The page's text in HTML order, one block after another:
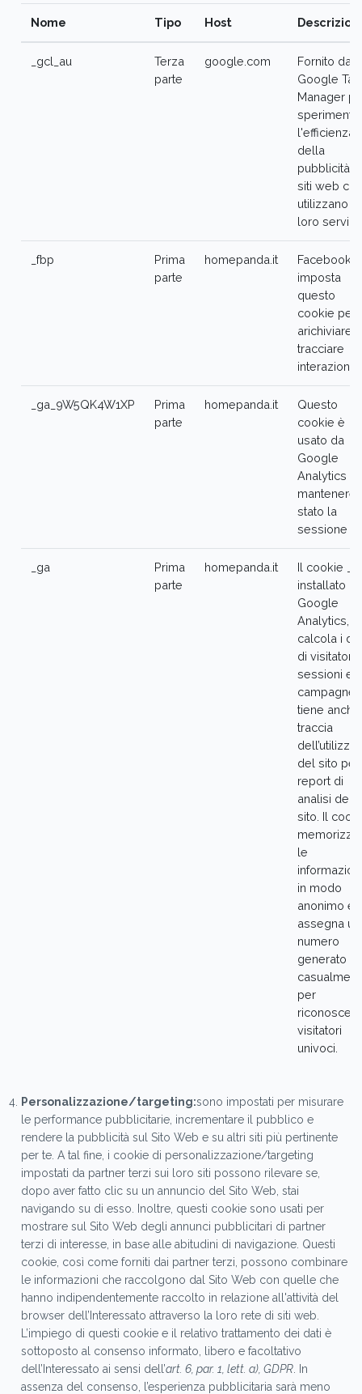
Nome Tipo Host
_gcl_au
Terza
parte
google.com
Fornito da
Google Tag
Manager
l'efficienza
della
pubblicità
siti web
utilizzano i
loro servizi.
_fbp
Prima
parte
homepanda.it
Facebook
imposta
questo
cookie per
arichiviare
tracciare
interazioni.
_ga_9W5QK4W1XP
Prima
parte
homepanda.it
Questo
cookie è
usato da
Google
Analytics
mantenere
stato la
sessione
_ga
Prima
parte
homepanda.it
Il cookie
installato
Google
Analytics,
calcola i
di visitatori,
sessioni e
campagne
tiene anche
traccia
dell’utilizzo
del sito per
report di
analisi del
sito. Il
memorizza
le
in modo
anonimo e
assegna un
numero
generato
per
visitatori
univoci.
Personalizzazione/targeting:sono impostati per misurare
le performance pubblicitarie, incrementare il pubblico e
rendere la pubblicità sul Sito Web e su altri siti più pertinente
per te. A tal fine, i cookie di personalizzazione/targeting
impostati da partner terzi sui loro siti possono rilevare se,
dopo aver fatto clic su un annuncio del Sito Web, stai
navigando su di esso. Inoltre, questi cookie sono usati per
mostrare sul Sito Web degli annunci pubblicitari di partner
terzi di interesse, in base alle abitudini di navigazione. Questi
cookie, così come forniti dai partner terzi, possono combinare
le informazioni che raccolgono dal Sito Web con quelle che
hanno indipendentemente raccolto in relazione all'attività del
browser dell’Interessato attraverso la loro rete di siti web.
L’impiego di questi cookie e il relativo trattamento dei dati è
sottoposto al consenso informato, libero e facoltativo
dell’Interessato ai sensi dell’art. 6, par. 1, lett. a), GDPR . In
assenza del consenso, l’esperienza pubblicitaria sarà meno